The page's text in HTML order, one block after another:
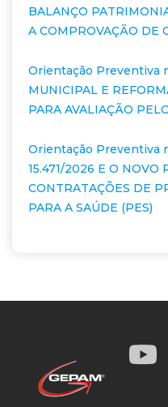
BALANÇO
A COMPROVAÇÃO DE
Orientação Preventiva
MUNICIPAL E
PARA AVALIAÇÃO
Orientação Preventiva
15.471/2026 E O NOVO
CONTRATAÇÕES DE
PARA A SAÚDE (PES)